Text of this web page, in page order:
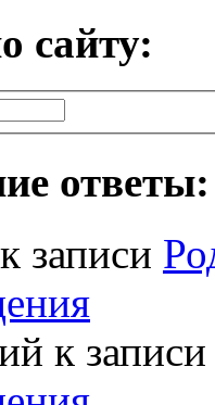
сайту:
ответы:
к записи
к записи